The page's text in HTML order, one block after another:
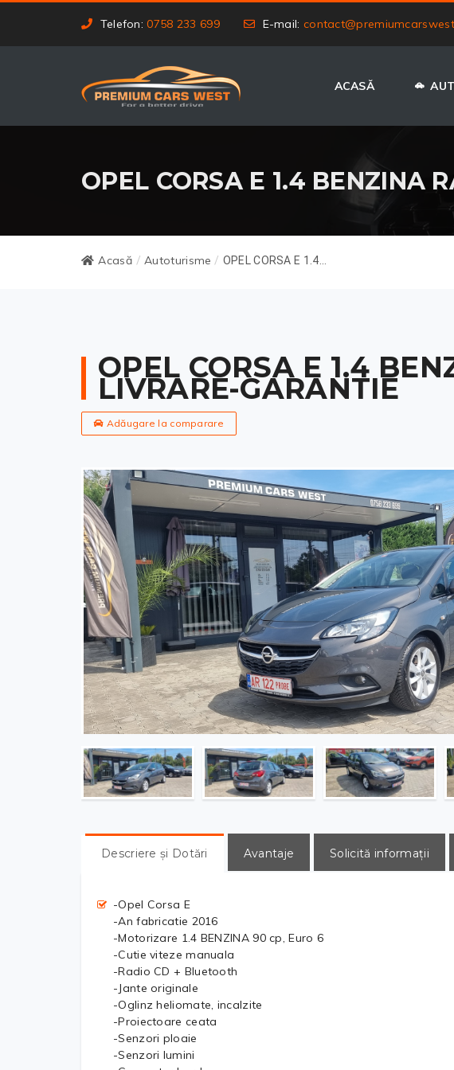
Telefon:0758 233 699 E-mail:
ACASĂ
OPEL CORSA E 1.4 BENZINA
Acasă / Autoturisme / OPEL CORSA E 1.4...
OPEL CORSA E 1.4
LIVRARE-GARANTIE
Adăugare la comparare
Descriere și Dotări Avantaje Solicită informații
-Opel Corsa E
-An fabricatie 2016
-Motorizare 1.4 BENZINA 90 cp, Euro 6
-Cutie viteze manuala
-Radio CD + Bluetooth
-Jante originale
-Oglinz heliomate, incalzite
-Proiectoare ceata
-Senzori ploaie
-Senzori lumini